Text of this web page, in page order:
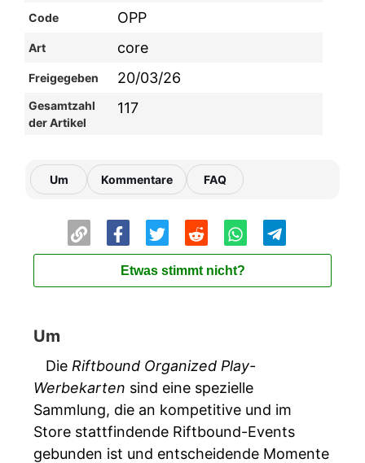
Code OPP
Art core
Freigegeben 20/03/26
Gesamtzahl
der Artikel
117
Um Kommentare FAQ
Etwas stimmt nicht?
Um
Die Riftbound Organized Play-
Werbekarten sind eine spezielle
Sammlung, die an kompetitive und im
Store stattfindende Riftbound-Events
gebunden ist und entscheidende Momente